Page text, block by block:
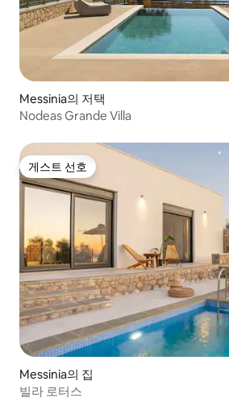
Messinia의 저택
Nodeas Grande Villa
게스트 선호
게스트 선호
Messinia의 집
빌라 로터스